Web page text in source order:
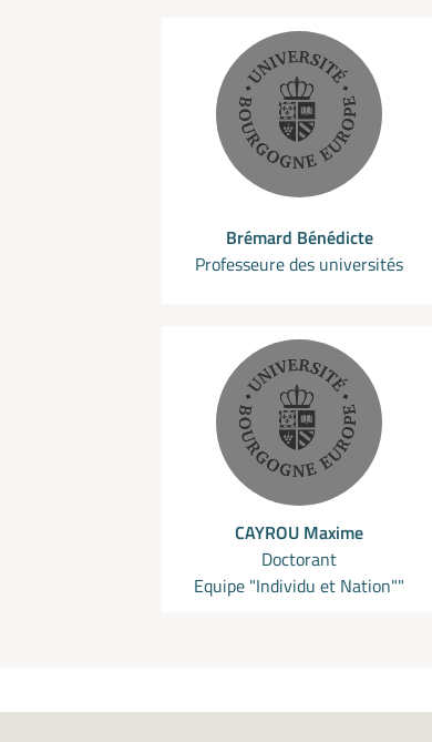
Brémard Bénédicte
Professeure des universités
CAYROU Maxime
Doctorant
Equipe "Individu et Nation""